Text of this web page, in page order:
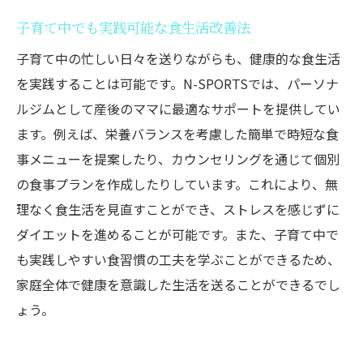
子育て中でも実践可能な食生活改善法
子育て中の忙しい日々を送りながらも、健康的な食生活
を実践することは可能です。N-SPORTSでは、パーソナ
ルジムとして産後のママに最適なサポートを提供してい
ます。例えば、栄養バランスを考慮した簡単で時短な食
事メニューを提案したり、カウンセリングを通じて個別
の食事プランを作成したりしています。これにより、無
理なく食生活を見直すことができ、ストレスを感じずに
ダイエットを進めることが可能です。また、子育て中で
も実践しやすい食習慣の工夫を学ぶことができるため、
家庭全体で健康を意識した生活を送ることができるでし
ょう。